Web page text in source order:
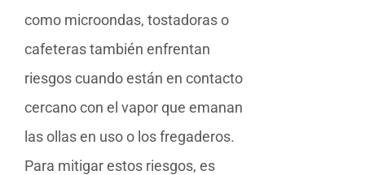
como microondas, tostadoras o
cafeteras también enfrentan
riesgos cuando están en contacto
cercano con el vapor que emanan
las ollas en uso o los fregaderos.
Para mitigar estos riesgos, es